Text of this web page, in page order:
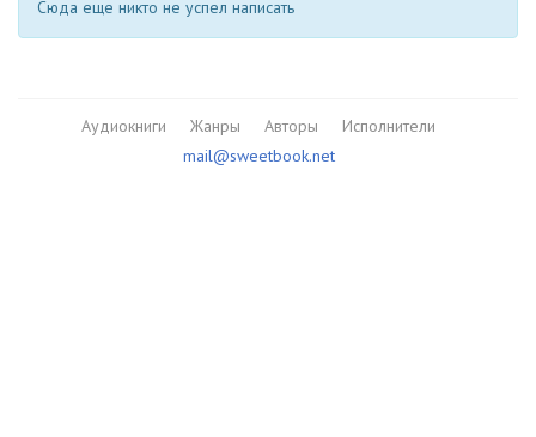
Сюда еще никто не успел написать
Аудиокниги Жанры Авторы
Исполнители
mail@sweetbook.net